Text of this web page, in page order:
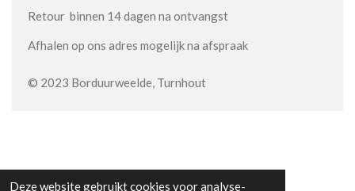
Deze website gebruikt cookies voor analyse-
Retour binnen 14 dagen na ontvangst
Afhalen op ons adres mogelijk na afspraak
© 2023 Borduurweelde, Turnhout